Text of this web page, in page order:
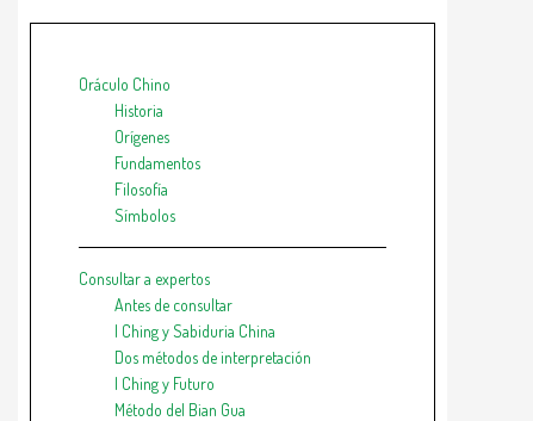
Oráculo Chino
Historia
Orígenes
Fundamentos
Filosofía
Símbolos
Consultar a expertos
Antes de consultar
I Ching y Sabiduria China
Dos métodos de interpretación
I Ching y Futuro
Método del Bian Gua